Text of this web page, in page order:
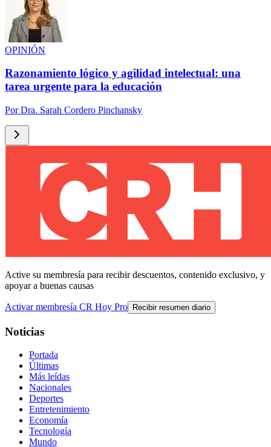
OPINIÓN
Razonamiento lógico y agilidad intelectual: una
tarea urgente para la educación
PorDra. Sarah Cordero Pinchansky
Active su membresía para recibir descuentos, contenido exclusivo, y
apoyar a buenas causas
Activar membresía CR Hoy Pro Recibir resumen diario
Noticias
Portada
Últimas
Más leídas
Nacionales
Deportes
Entretenimiento
Economía
Tecnología
Mundo